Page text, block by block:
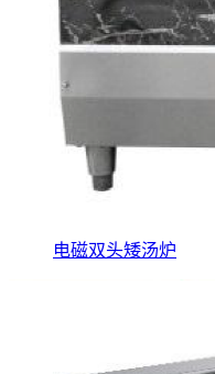
电磁双头矮汤炉